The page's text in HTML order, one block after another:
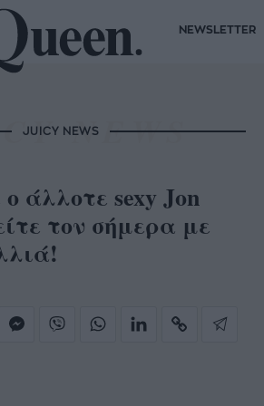
NEWSLETTER
JUICY NEWS
άλλοτε sexy Jon
τον σήμερα με